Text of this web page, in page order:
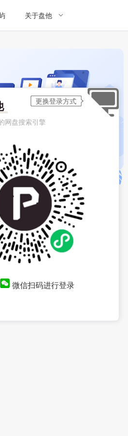
关于盘他
网盘搜索引擎
微信扫码进行登录